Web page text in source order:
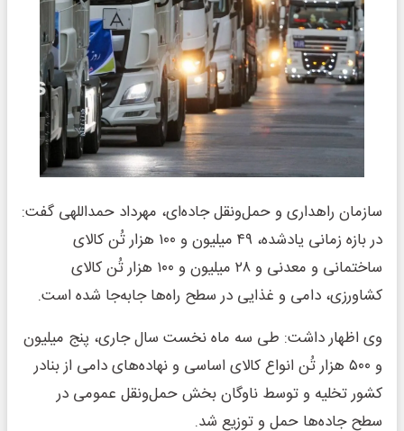
سازمان راهداری و حمل‌ونقل جاده‌ای، مهرداد حمداللهی گفت:
در بازه زمانی یادشده، ۴۹ میلیون و ۱۰۰ هزار تُن کالای
ساختمانی و معدنی و ۲۸ میلیون و ۱۰۰ هزار تُن کالای
کشاورزی، دامی و غذایی در سطح راه‌ها جابه‌جا شده است.
وی اظهار داشت: طی سه ماه نخست سال جاری، پنج میلیون
و ۵۰۰ هزار تُن انواع کالای اساسی و نهاده‌های دامی از بنادر
کشور تخلیه و توسط ناوگان بخش حمل‌ونقل عمومی در
سطح جاده‌ها حمل و توزیع شد.